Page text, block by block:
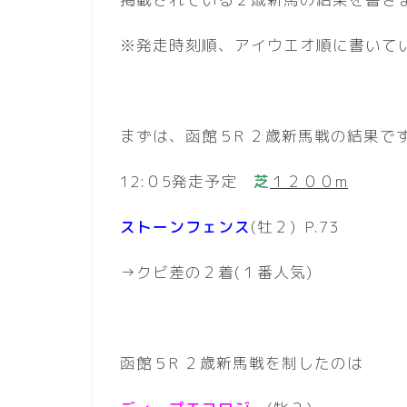
※発走時刻順、アイウエオ順に書いて
まずは、函館５R ２歳新馬戦の結果で
12:０5発走予定 芝 １２００m
ストーンフェンス(牡２) P.73
→クビ差の２着(１番人気)
函館５R ２歳新馬戦を制したのは